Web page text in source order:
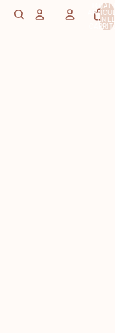
TOTAL
EN EL